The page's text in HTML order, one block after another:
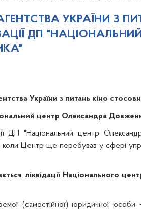
УКРАЇНИ З
ДП
України з питань кіно
центр Олександра
ДП "Національний центр
коли Центр ще перебував у сфері
ліквідації Національного
(самостійної) юридичної особи